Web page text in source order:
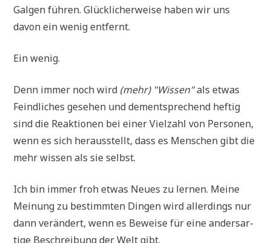
Gal­gen füh­ren. Glück­li­cher­wei­se haben wir uns
davon ein wenig entfernt.
Ein wenig.
Denn immer noch wird (mehr) "Wis­sen"als etwas
Feind­li­ches gese­hen und dem­entspre­chend hef­tig
sind die Reak­tio­nen bei einer Viel­zahl von Per­so­nen,
wenn es sich her­aus­stellt, dass es Men­schen gibt die
mehr wis­sen als sie selbst.
Ich bin immer froh etwas Neu­es zu ler­nen. Mei­ne
Mei­nung zu bestimm­ten Din­gen wird aller­dings nur
dann ver­än­dert, wenn es Bewei­se für eine anders­ar­
ti­ge Beschrei­bung der Welt gibt.